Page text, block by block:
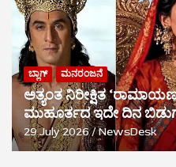
ಬ್ಲಾಗ್ ಮನರಂಜನೆ
ಅತ್ಯಂತ ನಿರೀಕ್ಷಿತ
ಮುಹೂರ್ತದ ಇದೇ ದಿನ
29 July 2026 NewsDesk